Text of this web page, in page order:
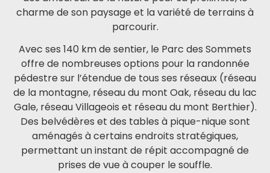
charme de son paysage et la variété de terrains à
parcourir.
Avec ses 140 km de sentier, le Parc des Sommets
offre de nombreuses options pour la randonnée
pédestre sur l’étendue de tous ses réseaux (réseau
de la montagne, réseau du mont Oak, réseau du lac
Gale, réseau Villageois et réseau du mont Berthier).
Des belvédères et des tables à pique-nique sont
aménagés à certains endroits stratégiques,
permettant un instant de répit accompagné de
prises de vue à couper le souffle.